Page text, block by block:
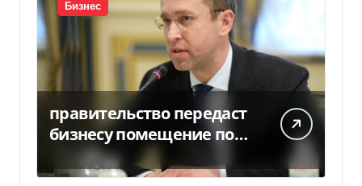
Бизнес
правительство передаст
бизнесу помещение под
склады